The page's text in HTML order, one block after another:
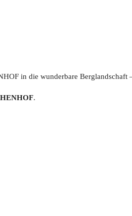
in die wunderbare Berglandschaft
.